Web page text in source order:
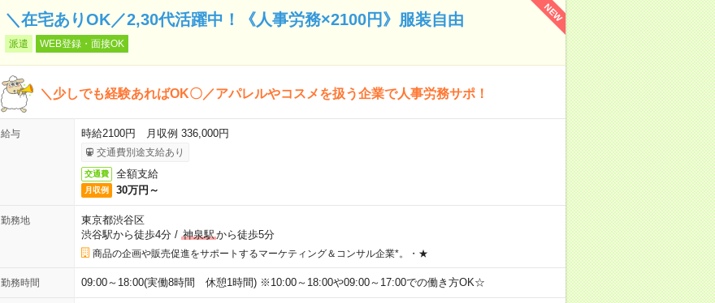
NEW
＼在宅ありOK／2,30代活躍中！《人事労務×2100円》服装自由
派遣 WEB登録・面接OK
＼少しでも経験あればOK〇／アパレルやコスメを扱う企業で人事労務サポ！
給与 時給2100円 月収例 336,000円
交通費別途支給あり
交通費 全額支給
月収例 30万円～
勤務地
東京都渋谷区
渋谷駅から徒歩4分/ 神泉駅から徒歩5分
商品の企画や販売促進をサポートするマーケティング＆コンサル企業*。・★
勤務時間 09:00～18:00(実働8時間 休憩1時間) ※10:00～18:00や09:00～17:00での働き方OK☆